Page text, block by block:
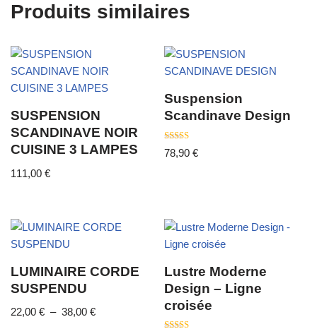
Produits similaires
SUSPENSION
SCANDINAVE NOIR
CUISINE 3 LAMPES
111,00 €
Suspension
Scandinave Design
Note
4.00
78,90€
LUMINAIRE CORDE
SUSPENDU
22,00 € – 38,00 €
Lustre Moderne
Design – Ligne
croisée